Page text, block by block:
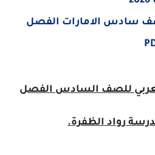
سادس الامارات الفصل
للصف السادس الفصل